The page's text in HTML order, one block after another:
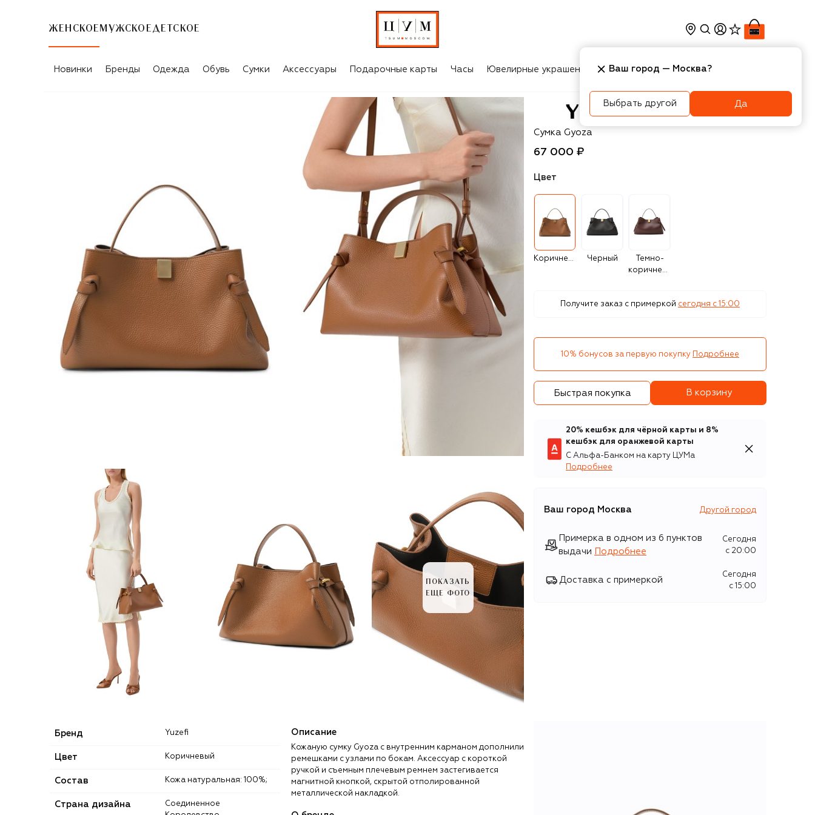
ЖЕНСКОЕ МУЖСКОЕ ДЕТСКОЕ
Новинки Бренды Одежда Обувь Сумки Аксессуары Подарочные карты Часы Ювелирные украшения Косметика Интерьер
ПОКАЗАТЬ
ЕЩЕ ФОТО
Yuzefi
Сумка Gyoza
67 000 ₽
Цвет
Коричневый Черный
Темно-
коричневый
Получите заказ с примеркой сегодня c 15:00
10% бонусов за первую покупку Подробнее
Быстрая покупка В корзину
20% кешбэк для чёрной карты и 8%
кешбэк для оранжевой карты
С Альфа-Банком на карту ЦУМа
Подробнее
Ваш город Москва Другой город
Примерка в одном из 6 пунктов
выдачи
Подробнее
Сегодня
c 20:00
Доставка с примеркой
Сегодня
c 15:00
Бренд Yuzefi
Цвет Коричневый
Состав Кожа натуральная: 100%;
Страна дизайна
Соединенное
Описание
Кожаную сумку Gyoza с внутренним карманом дополнили
ремешками с узлами по бокам. Аксессуар с короткой
ручкой и съемным плечевым ремнем застегивается
магнитной кнопкой, скрытой отполированной
металлической накладкой.
Ваш город — Москва?
Выбрать другой Да